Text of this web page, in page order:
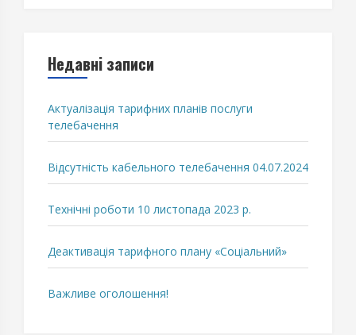
Недавні записи
Актуалізація тарифних планів послуги
телебачення
Відсутність кабельного телебачення 04.07.2024
Технічні роботи 10 листопада 2023 р.
Деактивація тарифного плану «Соціальний»
Важливе оголошення!